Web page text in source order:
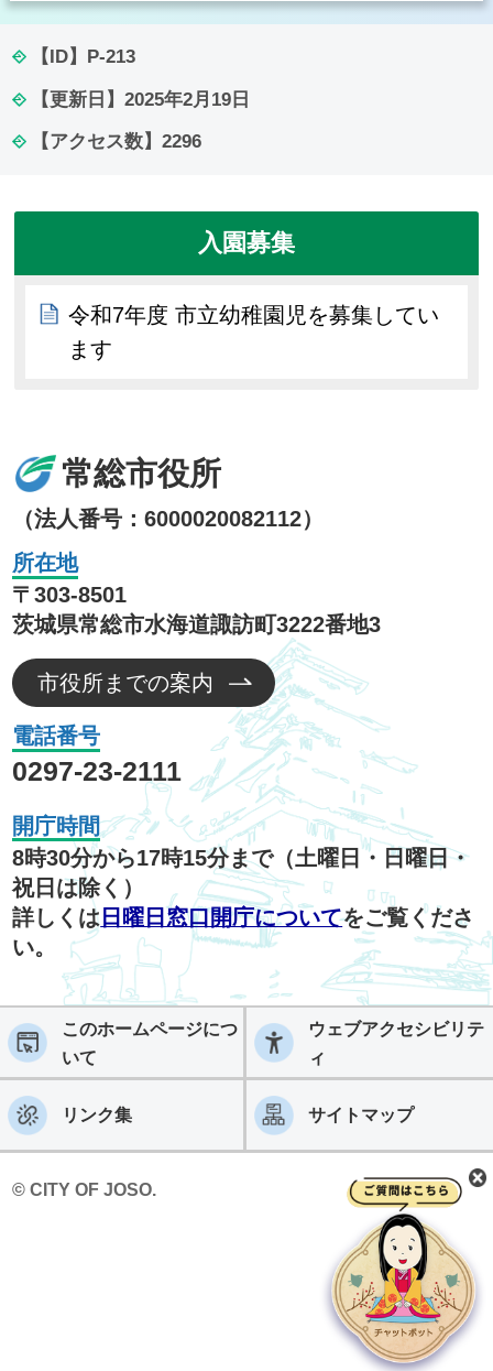
【ID】 P-213
【更新日】 2025年2月19日
【アクセス数】 2296
入園募集
令和7年度 市立幼稚園児を募集してい
ます
常総市役所
（法人番号：6000020082112）
所在地
〒303-8501
茨城県常総市水海道諏訪町3222番地3
市役所までの案内
電話番号
0297-23-2111
開庁時間
8時30分から17時15分まで（土曜日・日曜日・
祝日は除く）
詳しくは 日曜日窓口開庁についてをご覧くださ
い。
このホームページにつ
いて
ウェブアクセシビリテ
ィ
リンク集 サイトマップ
© CITY OF JOSO.